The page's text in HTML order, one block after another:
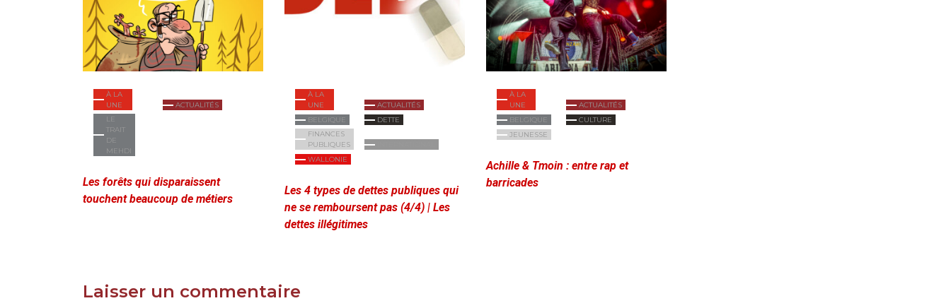
À LA
UNE
ACTUALITÉS
LE
TRAIT
DE
MEHDI
Les forêts qui disparaissent
touchent beaucoup de métiers
À LA
UNE
ACTUALITÉS
BELGIQUE
DETTE
FINANCES
PUBLIQUES
WALLONIE
Les 4 types de dettes publiques qui
ne se remboursent pas (4/4) | Les
dettes illégitimes
À LA
UNE
ACTUALITÉS
BELGIQUE
CULTURE
JEUNESSE
Achille & Tmoin : entre rap et
barricades
Laisser un commentaire